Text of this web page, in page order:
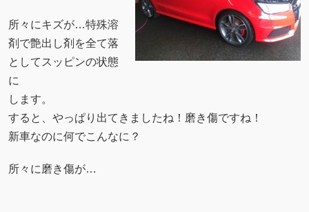
所々にキズが…特殊溶
剤で艶出し剤を全て落
としてスッピンの状態
に
します。
すると、やっぱり出てきましたね！磨き傷ですね！
新車なのに何でこんなに？
所々に磨き傷が…